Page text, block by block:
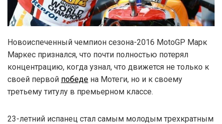
Новоиспеченный чемпион сезона-2016 MotoGP Марк
Маркес признался, что почти полностью потерял
концентрацию, когда узнал, что движется не только к
своей первой победе на Мотеги, но и к своему
третьему титулу в премьерном классе.
23-летний испанец стал самым молодым трехкратным